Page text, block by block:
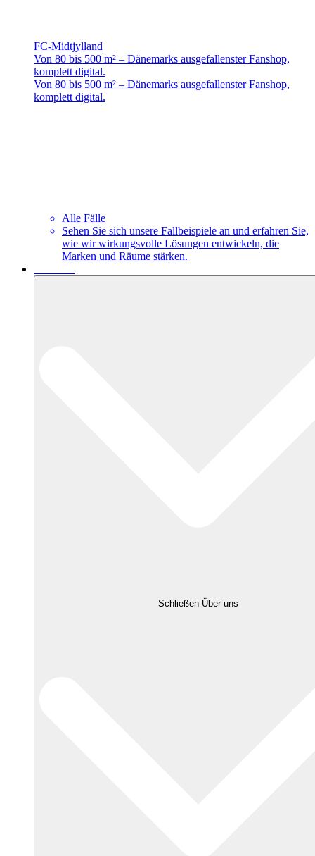
FC-Midtjylland
Von 80 bis 500 m² – Dänemarks ausgefallenster Fanshop,
komplett digital.
Von 80 bis 500 m² – Dänemarks ausgefallenster Fanshop,
komplett digital.
Alle Fälle
Sehen Sie sich unsere Fallbeispiele an und erfahren Sie,
wie wir wirkungsvolle Lösungen entwickeln, die
Marken und Räume stärken.
Schließen Über uns